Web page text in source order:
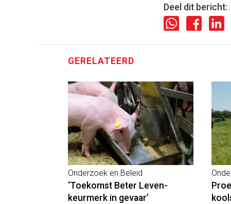
Deel dit bericht:
GERELATEERD
Onderzoek en Beleid
‘Toekomst Beter Leven-
keurmerk in gevaar’